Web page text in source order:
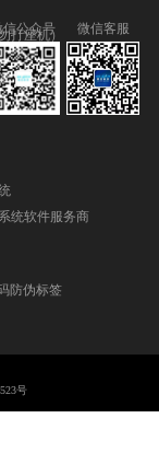
打座机）
信公众号 微信客服
统软件服务商
防伪标签
号